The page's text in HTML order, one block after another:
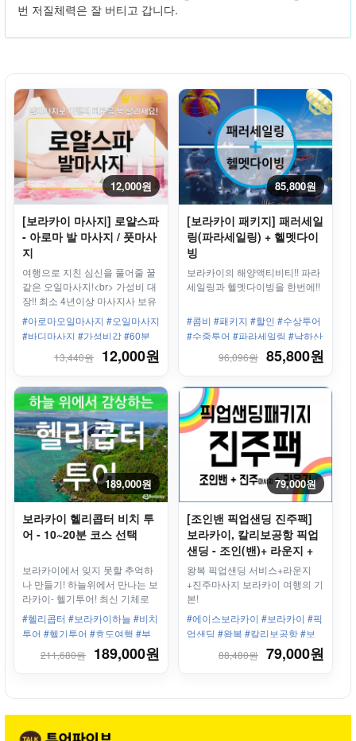
번 저질체력은 잘 버티고 갑니다.
12,000원
[보라카이 마사지] 로얄스파
- 아로마 발 마사지 / 풋마사
지
여행으로 지친 심신을 풀어줄 꿀
같은 오일마사지!<br> 가성비 대
장!! 최소 4년이상 마사지사 보유
#아로마오일마사지 #오일마사지
#바디마사지 #가성비갑 #60분
#90분 #120분 #최저가 마사지!
#스테이션1 #화이트비치 #해변
13,440원 12,000원
85,800원
[보라카이 패키지] 패러세일
링(파라세일링) + 헬멧다이
빙
보라카이의 해양액티비티!! 파라
세일링과 헬멧다이빙을 한번에!!
#콤비 #패키지 #할인 #수상투어
#수중투어 #파라세일링 #낙하산
#헬멧다이빙 #씨워크
96,096원 85,800원
189,000원
보라카이 헬리콥터 비치 투
어 - 10~20분 코스 선택
보라카이에서 잊지 못할 추억하
나 만들기! 하늘위에서 만나는 보
라카이- 헬기투어! 최신 기체로
안전하고 편리하게!!
#헬리콥터 #보라카이하늘 #비치
투어 #헬기투어 #효도여행 #부
211,680원 189,000원
79,000원
[조인밴 픽업샌딩 진주팩]
보라카이, 칼리보공항 픽업
샌딩 - 조인(밴)+ 라운지 +
진주마사지
왕복 픽업샌딩 서비스+라운지
+진주마사지 보라카이 여행의 기
본!
#에이스보라카이 #보라카이 #픽
업샌딩 #왕복 #칼리보공항 #보
라카이리조트 #한인업체 #최고
의서비스 #칼리보공항라운지 #
88,480원 79,000원